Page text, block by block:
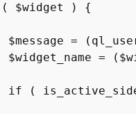
( $widget ) {
$message = (
$widget_name = (
if (